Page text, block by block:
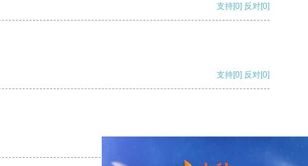
支持[0] 反对[0]
支持[0] 反对[0]